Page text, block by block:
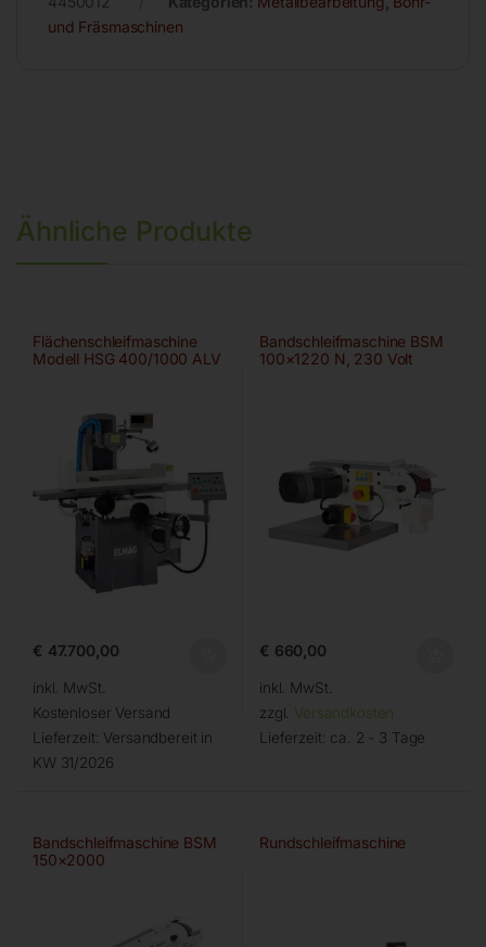
und Fräsmaschinen
Ähnliche Produkte
Flächenschleifmaschine
Modell HSG 400/1000 ALV
€ 47.700,00
inkl. MwSt.
Kostenloser Versand
Lieferzeit: Versandbereit in
KW 31/2026
Bandschleifmaschine BSM
100×1220 N, 230 Volt
€ 660,00
inkl. MwSt.
zzgl. Versandkosten
Lieferzeit: ca. 2 - 3 Tage
Bandschleifmaschine BSM
150×2000
Rundschleifmaschine